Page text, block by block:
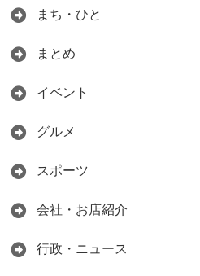
まち・ひと
まとめ
イベント
グルメ
スポーツ
会社・お店紹介
行政・ニュース